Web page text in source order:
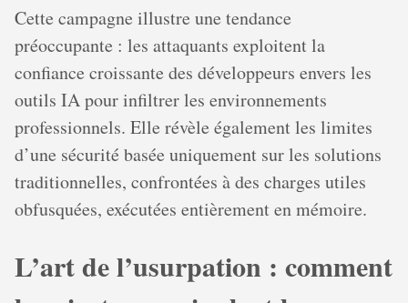
Cette campagne illustre une tendance
préoccupante : les attaquants exploitent la
confiance croissante des développeurs envers les
outils IA pour infiltrer les environnements
professionnels. Elle révèle également les limites
d’une sécurité basée uniquement sur les solutions
traditionnelles, confrontées à des charges utiles
obfusquées, exécutées entièrement en mémoire.
L’art de l’usurpation : comment